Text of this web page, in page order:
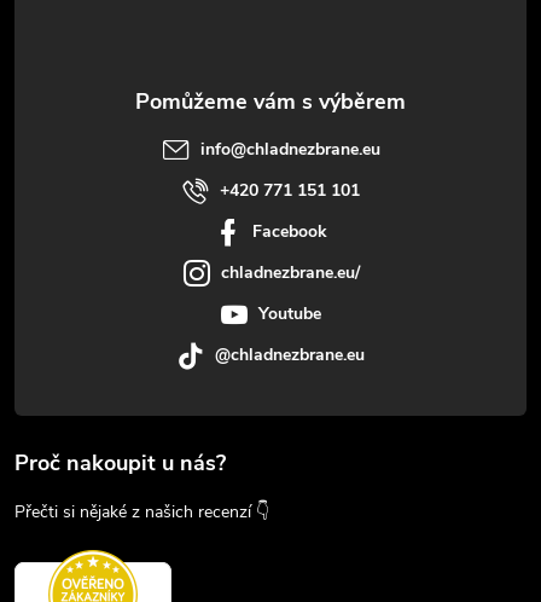
info@chladnezbrane.eu
+420 771 151 101
Facebook
chladnezbrane.eu/
Youtube
@chladnezbrane.eu
Proč nakoupit u nás?
Přečti si nějaké z našich recenzí 👇